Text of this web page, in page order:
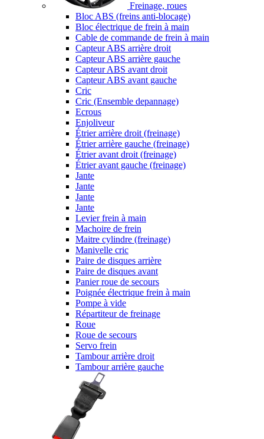
Freinage, roues
Bloc ABS (freins anti-blocage)
Bloc électrique de frein à main
Cable de commande de frein à main
Capteur ABS arrière droit
Capteur ABS arrière gauche
Capteur ABS avant droit
Capteur ABS avant gauche
Cric
Cric (Ensemble depannage)
Ecrous
Enjoliveur
Étrier arrière droit (freinage)
Étrier arrière gauche (freinage)
Étrier avant droit (freinage)
Étrier avant gauche (freinage)
Jante
Jante
Jante
Jante
Levier frein à main
Machoire de frein
Maitre cylindre (freinage)
Manivelle cric
Paire de disques arrière
Paire de disques avant
Panier roue de secours
Poignée électrique frein à main
Pompe à vide
Répartiteur de freinage
Roue
Roue de secours
Servo frein
Tambour arrière droit
Tambour arrière gauche